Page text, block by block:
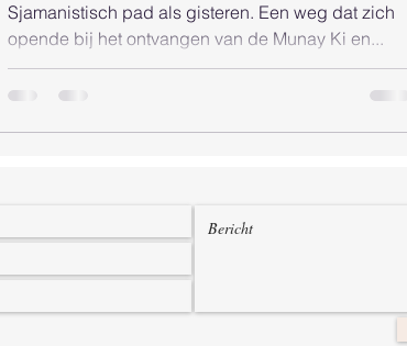
Sjamanistisch pad als gisteren. Een weg dat zich
opende bij het ontvangen van de Munay Ki en...